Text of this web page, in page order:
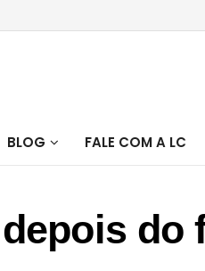
BLOG FALE COM A LC
do